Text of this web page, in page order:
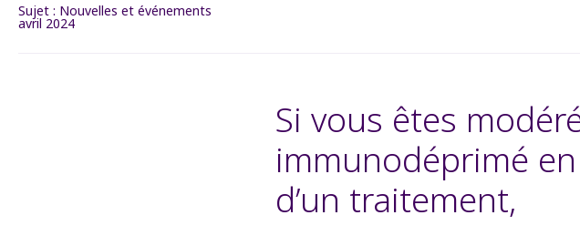
Sujet : Nouvelles et événements
avril 2024
Si vous êtes
immunodéprimé
d’un traitement,